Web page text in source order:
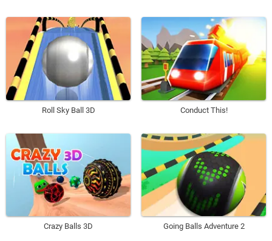
Roll Sky Ball 3D Conduct This!
Crazy Balls 3D Going Balls Adventure 2